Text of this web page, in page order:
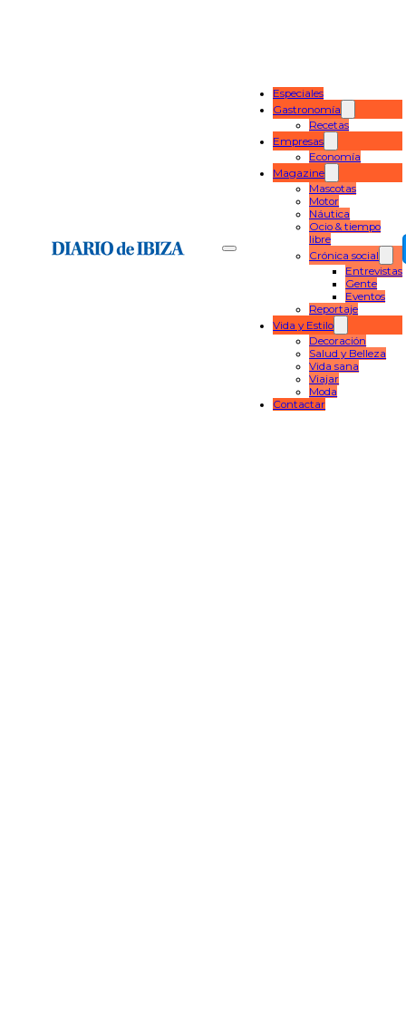
Especiales
Gastronomía
Recetas
Empresas
Economía
Magazine
Mascotas
Motor
Náutica
Ocio & tiempo
libre
Crónica social
Entrevistas
Gente
Eventos
Reportaje
Vida y Estilo
Decoración
Salud y Belleza
Vida sana
Viajar
Moda
Contactar